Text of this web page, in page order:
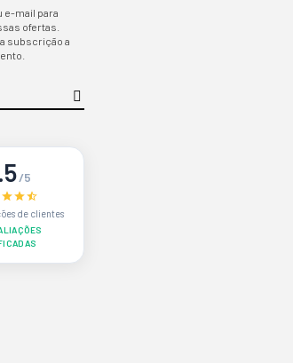
e-mail para
ofertas.
subscrição a
/5
de clientes